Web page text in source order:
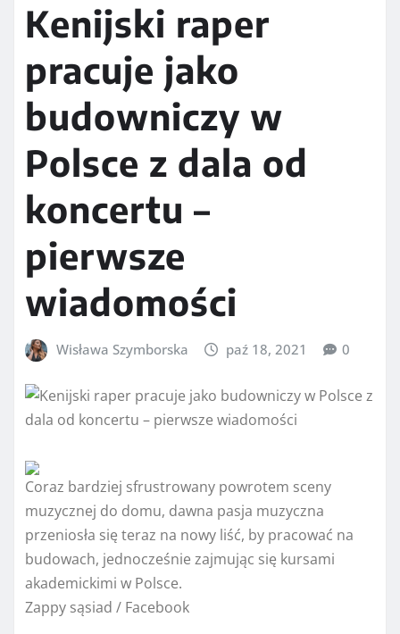
Kenijski raper
pracuje jako
budowniczy w
Polsce z dala od
koncertu –
pierwsze
wiadomości
Wisława Szymborska paź 18, 2021 0
Coraz bardziej sfrustrowany powrotem sceny
muzycznej do domu, dawna pasja muzyczna
przeniosła się teraz na nowy liść, by pracować na
budowach, jednocześnie zajmując się kursami
akademickimi w Polsce.
Zappy sąsiad / Facebook